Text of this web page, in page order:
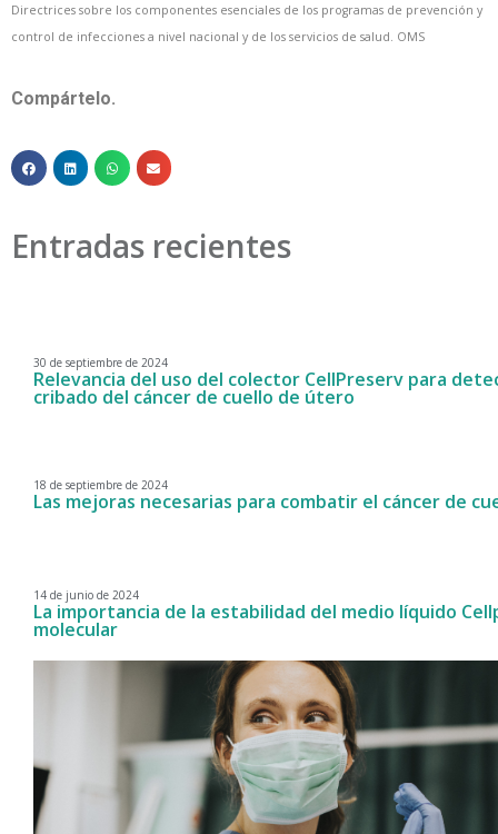
Directrices sobre los componentes esenciales de los programas de prevención y
control de infecciones a nivel nacional y de los servicios de salud. OMS
Compártelo.
Entradas recientes
30 de septiembre de 2024
Relevancia del uso del colector CellPreserv para
cribado del cáncer de cuello de útero
18 de septiembre de 2024
Las mejoras necesarias para combatir el cáncer de
14 de junio de 2024
La importancia de la estabilidad del medio líquido
molecular